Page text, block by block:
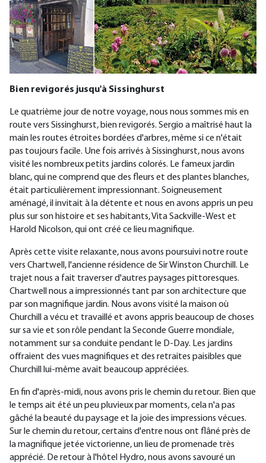
Bien revigorés jusqu'à Sissinghurst
Le quatrième jour de notre voyage, nous nous sommes mis en
route vers Sissinghurst, bien revigorés. Sergio a maîtrisé haut la
main les routes étroites bordées d'arbres, même si ce n'était
pas toujours facile. Une fois arrivés à Sissinghurst, nous avons
visité les nombreux petits jardins colorés. Le fameux jardin
blanc, qui ne comprend que des fleurs et des plantes blanches,
était particulièrement impressionnant. Soigneusement
aménagé, il invitait à la détente et nous en avons appris un peu
plus sur son histoire et ses habitants, Vita Sackville-West et
Harold Nicolson, qui ont créé ce lieu magnifique.
Après cette visite relaxante, nous avons poursuivi notre route
vers Chartwell, l'ancienne résidence de Sir Winston Churchill. Le
trajet nous a fait traverser d'autres paysages pittoresques.
Chartwell nous a impressionnés tant par son architecture que
par son magnifique jardin. Nous avons visité la maison où
Churchill a vécu et travaillé et avons appris beaucoup de choses
sur sa vie et son rôle pendant la Seconde Guerre mondiale,
notamment sur sa conduite pendant le D-Day. Les jardins
offraient des vues magnifiques et des retraites paisibles que
Churchill lui-même avait beaucoup appréciées.
En fin d'après-midi, nous avons pris le chemin du retour. Bien que
le temps ait été un peu pluvieux par moments, cela n'a pas
gâché la beauté du paysage et la joie des impressions vécues.
Sur le chemin du retour, certains d'entre nous ont flâné près de
la magnifique jetée victorienne, un lieu de promenade très
apprécié. De retour à l'hôtel Hydro, nous avons savouré un